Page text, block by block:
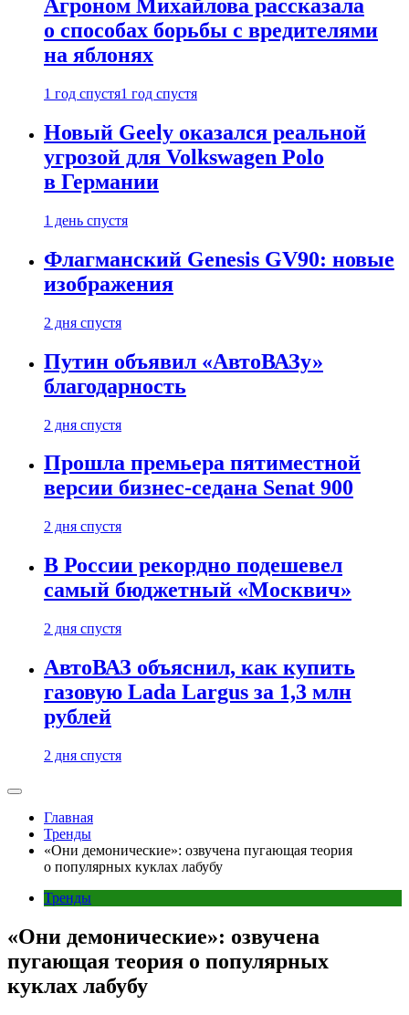
Агроном Михайлова рассказала
о способах борьбы с вредителями
на яблонях
1 год спустя1 год спустя
Новый Geely оказался реальной
угрозой для Volkswagen Polo
в Германии
1 день спустя
Флагманский Genesis GV90: новые
изображения
2 дня спустя
Путин объявил «АвтоВАЗу»
благодарность
2 дня спустя
Прошла премьера пятиместной
версии бизнес-седана Senat 900
2 дня спустя
В России рекордно подешевел
самый бюджетный «Москвич»
2 дня спустя
АвтоВАЗ объяснил, как купить
газовую Lada Largus за 1,3 млн
рублей
2 дня спустя
Главная
Тренды
«Они демонические»: озвучена пугающая теория
о популярных куклах лабубу
Тренды
«Они демонические»: озвучена
пугающая теория о популярных
куклах лабубу